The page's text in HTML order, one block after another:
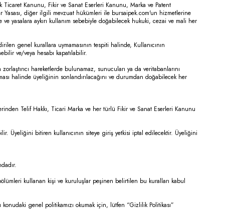
Kanunu, Fikir ve Sanat Eserleri Kanunu, Marka ve Patent
Yasası, diğer ilgili mevzuat hükümleri ile bursaipek.com'un hizmetlerine
yasalara aykırı kullanım sebebiyle doğabilecek hukuki, cezai ve mali her
genel kurallara uymamasının tespiti halinde, Kullanıcının
ve/veya hesabı kapatılabilir.
hareketlerde bulunamaz, sunucuları ya da veritabanlarını
halinde üyeliğinin sonlandırılacağını ve durumdan doğabilecek her
Telif Hakkı, Ticari Marka ve her türlü Fikir ve Sanat Eserleri Kanunu
Üyeliğini bitiren kullanıcının siteye giriş yetkisi iptal edilecektir. Üyeliğini
kullanan kişi ve kuruluşlar peşinen belirtilen bu kuralları kabul
genel politikamızı okumak için, lütfen “Gizlilik Politikası”